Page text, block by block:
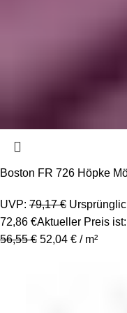
Boston FR 726 Höpke
UVP: 79,17€
72,86 €Aktueller Preis
56,55€ 52,04 € / m²